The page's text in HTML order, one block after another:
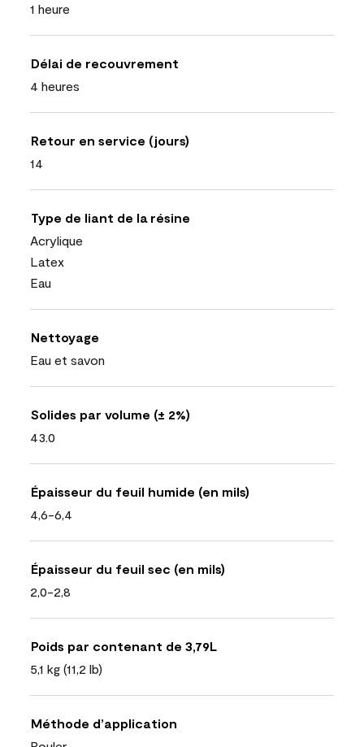
1 heure
Délai de recouvrement
4 heures
Retour en service (jours)
14
Type de liant de la résine
Acrylique
Latex
Eau
Nettoyage
Eau et savon
Solides par volume (± 2%)
43.0
Épaisseur du feuil humide (en mils)
4,6-6,4
Épaisseur du feuil sec (en mils)
2,0-2,8
Poids par contenant de 3,79L
5,1 kg (11,2 lb)
Méthode d’application